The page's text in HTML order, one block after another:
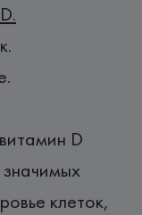
D
клеток,